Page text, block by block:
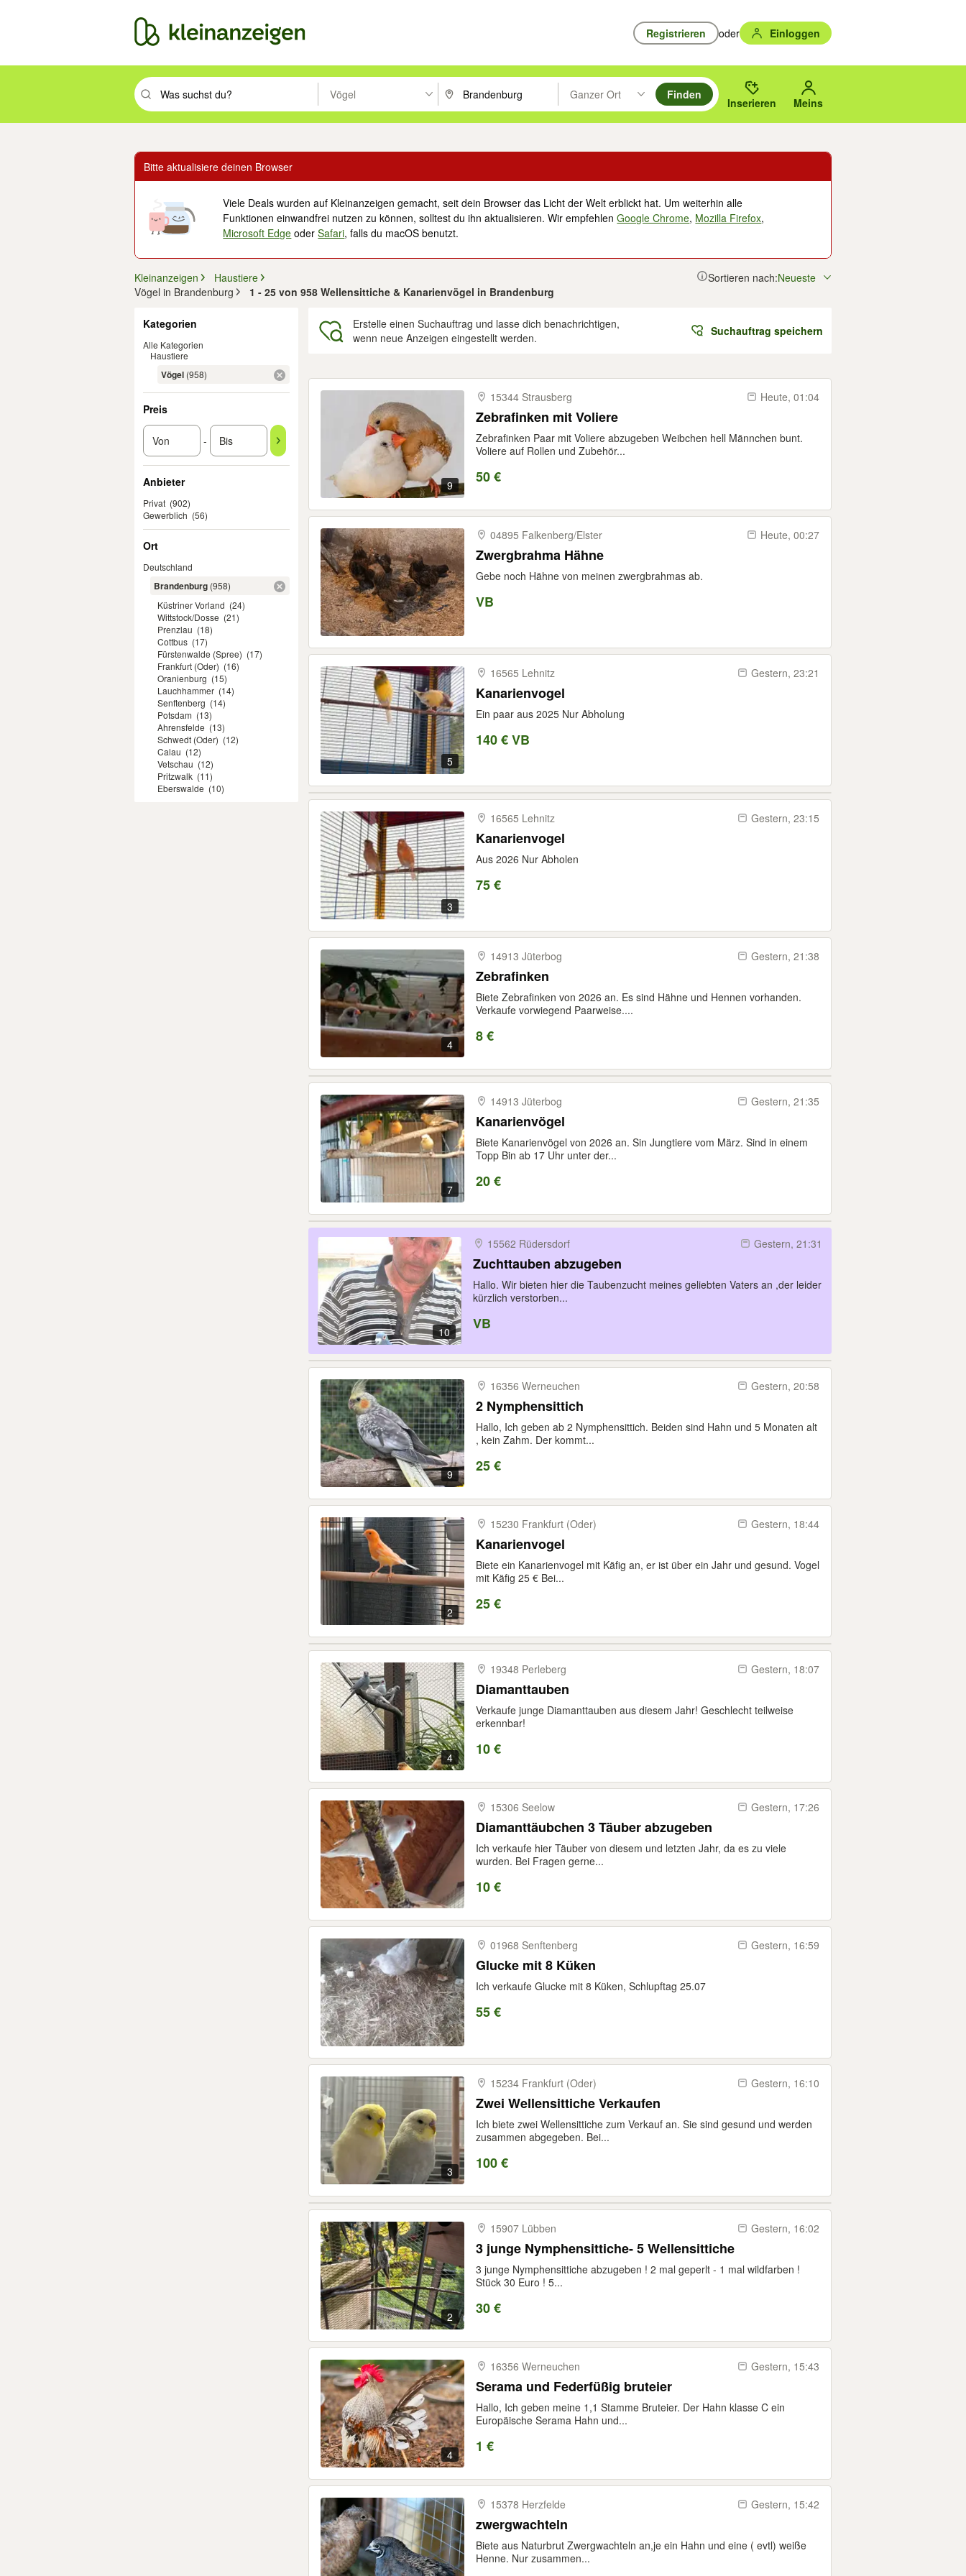
Registrieren oder Einloggen
Suchbegriff eingeben. Eingabetaste drücken um zu suchen, oder Vorschläge mit den Pfeiltasten nach oben/unten durchsuchen und mit Eingabetaste auswählen.
Vögel PLZ oder Ort eingeben. Eingabetaste drücken um zu suchen, oder Vorschläge mit den Pfeiltasten nach oben/
Ganzer Ort
Suche im Umkreis des gewählten Orts oder PLZ.
Finden
Inserieren Meins
Bitte aktualisiere deinen Browser
Viele Deals wurden auf Kleinanzeigen gemacht, seit dein Browser das Licht der Welt erblickt hat. Um weiterhin alle
Funktionen einwandfrei nutzen zu können, solltest du ihn aktualisieren. Wir empfehlenGoogle Chrome, Mozilla Firefox,
Microsoft Edge oderSafari, falls du macOS benutzt.
Kleinanzeigen
Haustiere
Vögel in Brandenburg
1 - 25 von 958 Wellensittiche & Kanarienvögel in Brandenburg
Sortieren nach:Neueste
Kategorien
Alle Kategorien
Haustiere
Vögel (958)
Preis
-
Anbieter
Privat (902)
Gewerblich (56)
Ort
Deutschland
Brandenburg (958)
Küstriner Vorland (24)
Wittstock/Dosse (21)
Prenzlau (18)
Cottbus (17)
Fürstenwalde (Spree) (17)
Frankfurt (Oder) (16)
Oranienburg (15)
Lauchhammer (14)
Senftenberg (14)
Potsdam (13)
Ahrensfelde (13)
Schwedt (Oder) (12)
Calau (12)
Vetschau (12)
Pritzwalk (11)
Eberswalde (10)
Erstelle einen Suchauftrag und lasse dich benachrichtigen,
wenn neue Anzeigen eingestellt werden.
Suchauftrag speichern
9
15344 Strausberg Heute, 01:04
Zebrafinken mit Voliere
Zebrafinken Paar mit Voliere abzugeben Weibchen hell Männchen bunt.
Voliere auf Rollen und Zubehör...
50 €
04895 Falkenberg/​Elster Heute, 00:27
Zwergbrahma Hähne
Gebe noch Hähne von meinen zwergbrahmas ab.
VB
5
16565 Lehnitz Gestern, 23:21
Kanarienvogel
Ein paar aus 2025 Nur Abholung
140 € VB
3
16565 Lehnitz Gestern, 23:15
Kanarienvogel
Aus 2026 Nur Abholen
75 €
4
14913 Jüterbog Gestern, 21:38
Zebrafinken
Biete Zebrafinken von 2026 an. Es sind Hähne und Hennen vorhanden.
Verkaufe vorwiegend Paarweise....
8 €
7
14913 Jüterbog Gestern, 21:35
Kanarienvögel
Biete Kanarienvögel von 2026 an. Sin Jungtiere vom März. Sind in einem
Topp Bin ab 17 Uhr unter der...
20 €
10
15562 Rüdersdorf Gestern, 21:31
Zuchttauben abzugeben
Hallo. Wir bieten hier die Taubenzucht meines geliebten Vaters an ,der leider
kürzlich verstorben...
VB
9
16356 Werneuchen Gestern, 20:58
2 Nymphensittich
Hallo, Ich geben ab 2 Nymphensittich. Beiden sind Hahn und 5 Monaten alt
, kein Zahm. Der kommt...
25 €
2
15230 Frankfurt (Oder) Gestern, 18:44
Kanarienvogel
Biete ein Kanarienvogel mit Käfig an, er ist über ein Jahr und gesund. Vogel
mit Käfig 25 € Bei...
25 €
4
19348 Perleberg Gestern, 18:07
Diamanttauben
Verkaufe junge Diamanttauben aus diesem Jahr! Geschlecht teilweise
erkennbar!
10 €
15306 Seelow Gestern, 17:26
Diamanttäubchen 3 Täuber abzugeben
Ich verkaufe hier Täuber von diesem und letzten Jahr, da es zu viele
wurden. Bei Fragen gerne...
10 €
01968 Senftenberg Gestern, 16:59
Glucke mit 8 Küken
Ich verkaufe Glucke mit 8 Küken, Schlupftag 25.07
55 €
3
15234 Frankfurt (Oder) Gestern, 16:10
Zwei Wellensittiche Verkaufen
Ich biete zwei Wellensittiche zum Verkauf an. Sie sind gesund und werden
zusammen abgegeben. Bei...
100 €
2
15907 Lübben Gestern, 16:02
3 junge Nymphensittiche- 5 Wellensittiche
3 junge Nymphensittiche abzugeben ! 2 mal geperlt - 1 mal wildfarben !
Stück 30 Euro ! 5...
30 €
4
16356 Werneuchen Gestern, 15:43
Serama und Federfüßig bruteier
Hallo, Ich geben meine 1,1 Stamme Bruteier. Der Hahn klasse C ein
Europäische Serama Hahn und...
1 €
15378 Herzfelde Gestern, 15:42
zwergwachteln
Biete aus Naturbrut Zwergwachteln an,je ein Hahn und eine ( evtl) weiße
Henne. Nur zusammen...